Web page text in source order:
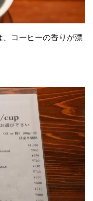
コーヒーの香りが漂